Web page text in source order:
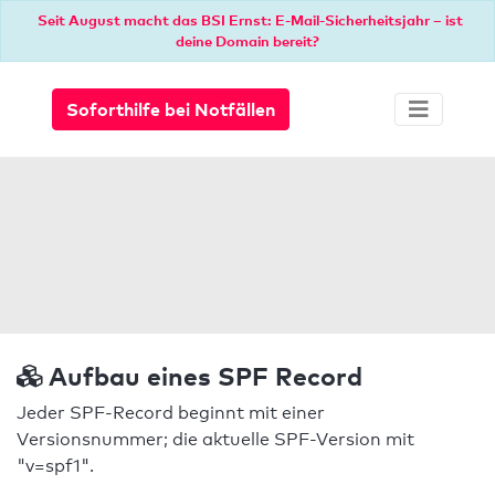
Seit August macht das BSI Ernst: E-Mail-Sicherheitsjahr – ist
deine Domain bereit?
Soforthilfe bei Notfällen
Aufbau eines SPF Record
Jeder SPF-Record beginnt mit einer
Versionsnummer; die aktuelle SPF-Version mit
"v=spf1".